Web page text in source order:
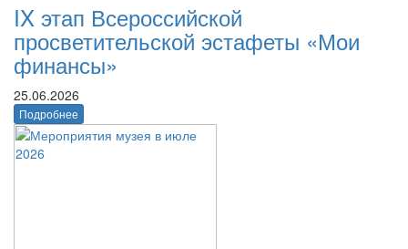
IX этап Всероссийской
просветительской эстафеты «Мои
финансы»
25.06.2026
Подробнее